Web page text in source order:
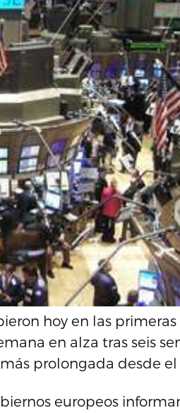
hoy en las
en alza tras seis
prolongada desde
europeos